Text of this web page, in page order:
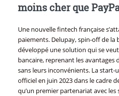
moins cher que
Une nouvelle fintech française
paiements. Delupay, spin-off de la
développé une solution qui se
bancaire, reprenant les avantages
sans leurs inconvénients. La start-
officiel en juin 2023 dans le cadre
qu’un premier partenariat avec les